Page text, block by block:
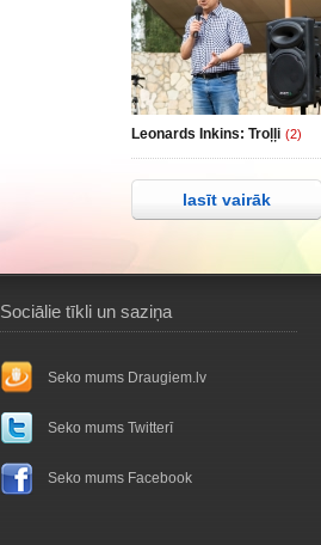
Leonards Inkins: Troļļi (2)
lasīt vairāk
Sociālie tīkli un saziņa
Seko mums Draugiem.lv
Seko mums Twitterī
Seko mums Facebook